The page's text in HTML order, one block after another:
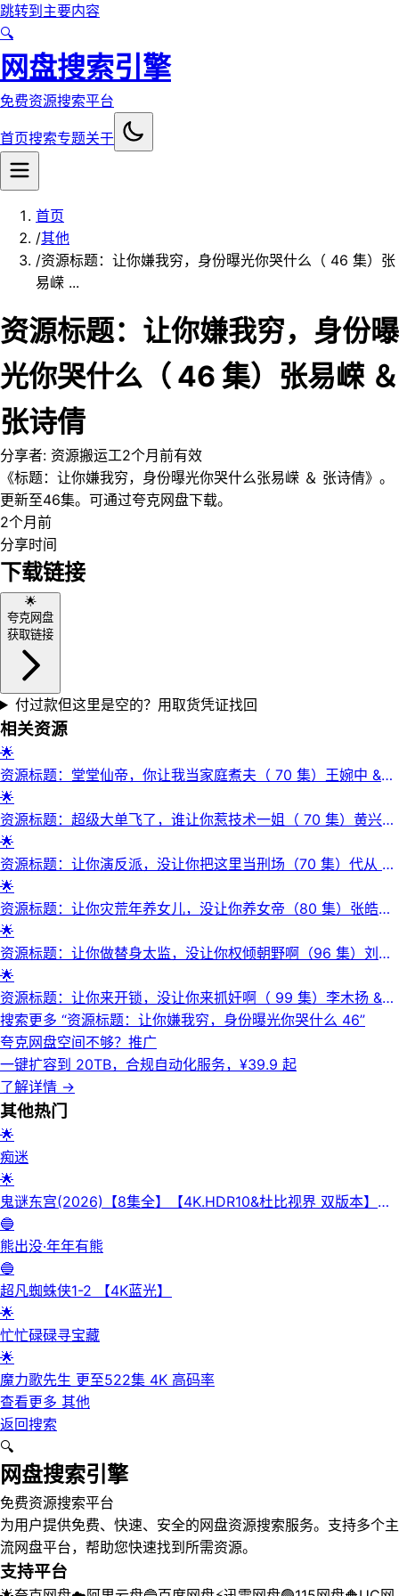
跳转到主要内容
🔍
网盘搜索引擎
免费资源搜索平台
首页搜索专题关于
首页
/其他
/资源标题：让你嫌我穷，身份曝光你哭什么（ 46 集）张
易嵘 ...
资源标题：让你嫌我穷，身份曝
光你哭什么（ 46 集）张易嵘 ＆
张诗倩
分享者: 资源搬运工2个月前有效
《标题：让你嫌我穷，身份曝光你哭什么张易嵘 ＆ 张诗倩》。
更新至46集。可通过夸克网盘下载。
2个月前
分享时间
下载链接
🌟
夸克网盘
获取链接
付过款但这里是空的？用取货凭证找回
相关资源
🌟
资源标题：堂堂仙帝，你让我当家庭煮夫（ 70 集）王婉中 &
李硕
🌟
资源标题：超级大单飞了，谁让你惹技术一姐（ 70 集）黄兴饶
＆ 张子璇
🌟
资源标题：让你演反派，没让你把这里当刑场（70 集）代从 ＆
杨宇彤
🌟
资源标题：让你灾荒年养女儿，没让你养女帝（80 集）张皓承
& 王语萱
🌟
资源标题：让你做替身太监，没让你权倾朝野啊（96 集）刘晗
& 刘家铭
🌟
资源标题：让你来开锁，没让你来抓奸啊（ 99 集）李木扬 &
林初
搜索更多 “资源标题：让你嫌我穷，身份曝光你哭什么 46”
夸克网盘空间不够？ 推广
一键扩容到 20TB，合规自动化服务，¥39.9 起
了解详情 →
其他热门
🌟
痴迷
🌟
鬼谜东宫(2026)【8集全】【4K.HDR10&杜比视界 双版本】
【高码率】【内封简繁英】【杜比全景声】
🔵
熊出没·年年有熊
🔵
超凡蜘蛛侠1-2 【4K蓝光】
🌟
忙忙碌碌寻宝藏
🌟
魔力歌先生 更至522集 4K 高码率
查看更多 其他
返回搜索
🔍
网盘搜索引擎
免费资源搜索平台
为用户提供免费、快速、安全的网盘资源搜索服务。支持多个主
流网盘平台，帮助您快速找到所需资源。
支持平台